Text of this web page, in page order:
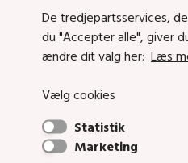
About us
De tredjepartsservices,
du "Accepter alle", giver
ændre dit valg her: Læs
Vælg cookies
Statistik
Marketing